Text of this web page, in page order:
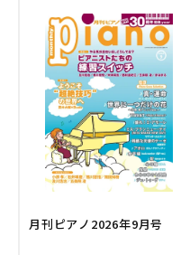
月刊ピアノ2026年9月号